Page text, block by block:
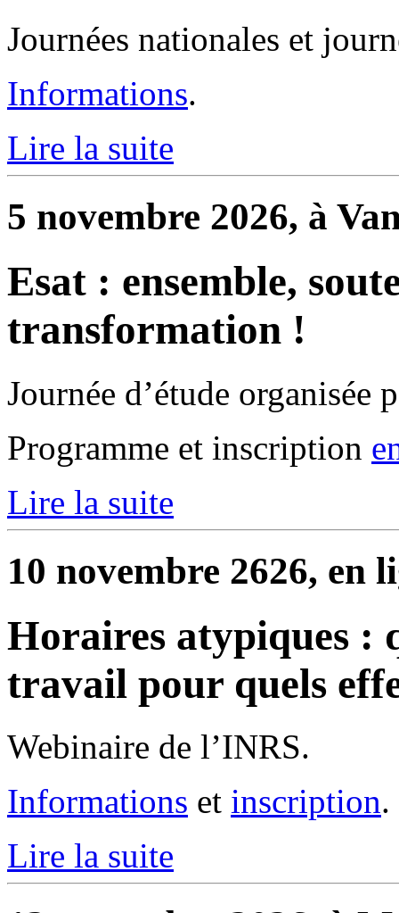
Journées nationales et
Informations.
Lire la suite
5 novembre 2026, à
Esat : ensemble,
transformation !
Journée d’étude organisée
Programme et inscription
Lire la suite
10 novembre 2626, en
Horaires atypiques :
travail pour quels
Webinaire de l’INRS.
Informations et inscription.
Lire la suite